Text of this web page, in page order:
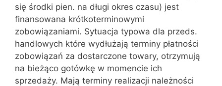
się środki pien. na długi okres czasu) jest
finansowana krótkoterminowymi
zobowiązaniami. Sytuacja typowa dla przeds.
handlowych które wydłużają terminy płatności
zobowiązań za dostarczone towary, otrzymują
na bieżąco gotówkę w momencie ich
sprzedaży. Mają terminy realizacji należności